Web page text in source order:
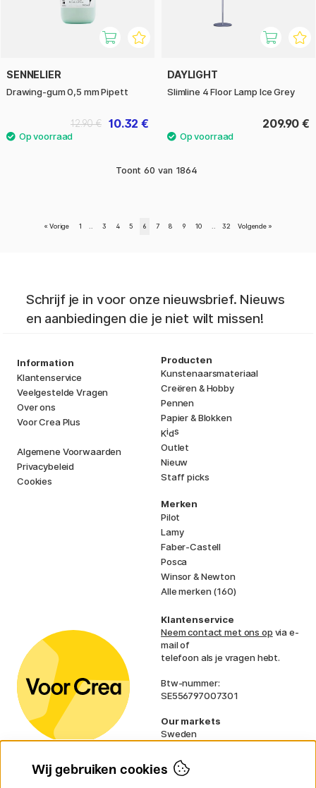
SENNELIER
Drawing-gum 0,5 mm Pipett
10.32 €
12.90 €
DAYLIGHT
Slimline 4 Floor Lamp Ice Grey
209.90 €
Toont 60 van 1864
« Vorige 1 3 4 5 6 7 8 9 10 32 Volgende »
Schrijf je in voor onze nieuwsbrief. Nieuws
en aanbiedingen die je niet wilt missen!
Information
Klantenservice
Veelgestelde Vragen
Over ons
Voor Crea Plus
Algemene Voorwaarden
Privacybeleid
Cookies
Producten
Kunstenaarsmateriaal
Creëren & Hobby
Pennen
Papier & Blokken
Kids
Outlet
Nieuw
Staff picks
Merken
Pilot
Lamy
Faber-Castell
Posca
Winsor & Newton
Alle merken (160)
Klantenservice
Neem contact met ons op via e-
mail of
telefoon als je vragen hebt.
Btw-nummer:
SE556797007301
Our markets
Sweden
Denmark
Finland
Wij gebruiken cookies